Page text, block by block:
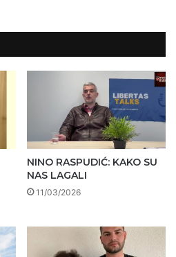
NINO RASPUDIĆ: KAKO SU
NAS LAGALI
11/03/2026